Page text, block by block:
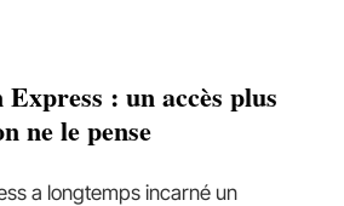
: un accès plus
ne le pense
a longtemps incarné un